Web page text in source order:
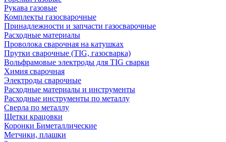
Рукава газовые
Комплекты газосварочные
Принадлежности и запчасти газосварочные
Расходные материалы
Проволока сварочная на катушках
Прутки сварочные (TIG, газосварка)
Вольфрамовые электроды для TIG сварки
Химия сварочная
Электроды сварочные
Расходные материалы и инструменты
Расходные инструменты по металлу
Сверла по металлу
Щетки крацовки
Коронки Биметаллические
Метчики, плашки